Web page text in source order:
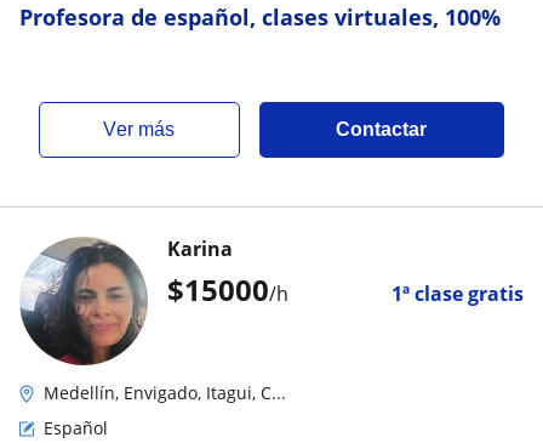
Profesora de español, clases virtuales, 100%
ver más Contactar
$15000/h 1ª clase gratis
Karina
Medellín, Envigado, Itagui, C...
Español